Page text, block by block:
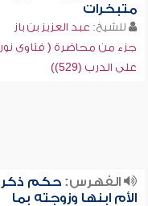
متبخرات
للشيخ: عبد العزيز بن باز
جزء من محاضرة ( فتاوى نور
على الدرب (529))
الفهرس:حكم ذكر
الأم ابنها وزوجته بما